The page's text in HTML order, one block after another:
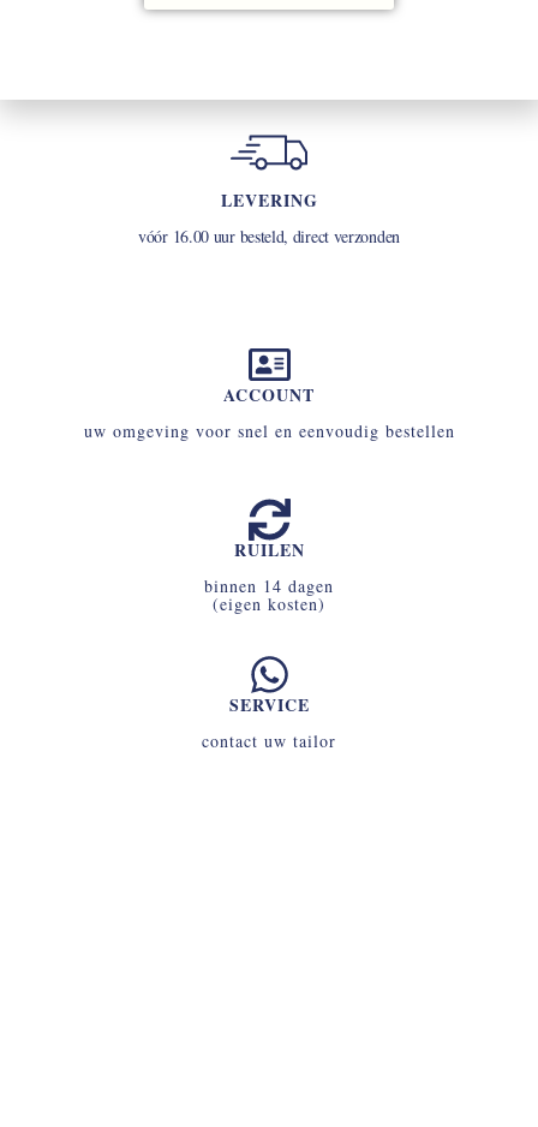
LEVERING
vóór 16.00 uur besteld, direct verzonden
ACCOUNT
uw omgeving voor snel en eenvoudig bestellen
RUILEN
binnen 14 dagen
(eigen kosten)
SERVICE
contact uw tailor